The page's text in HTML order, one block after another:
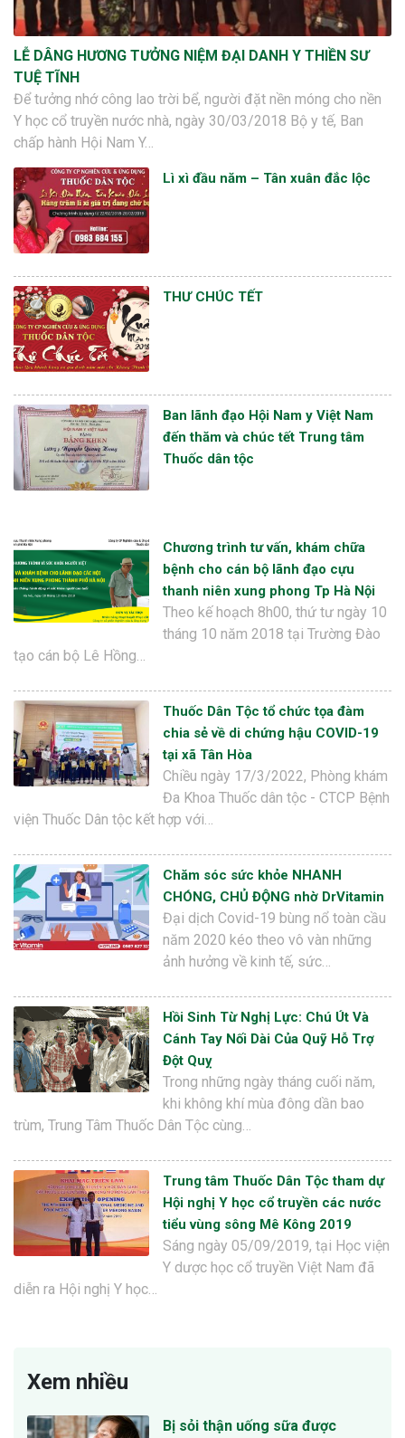
LỄ DÂNG HƯƠNG TƯỞNG NIỆM ĐẠI DANH Y THIỀN SƯ
TUỆ TĨNH
Để tưởng nhớ công lao trời bể, người đặt nền móng cho nền
Y học cổ truyền nước nhà, ngày 30/03/2018 Bộ y tế, Ban
chấp hành Hội Nam Y…
Lì xì đầu năm – Tân xuân đắc lộc
THƯ CHÚC TẾT
Ban lãnh đạo Hội Nam y Việt Nam
đến thăm và chúc tết Trung tâm
Thuốc dân tộc
Chương trình tư vấn, khám chữa
bệnh cho cán bộ lãnh đạo cựu
thanh niên xung phong Tp Hà Nội
Theo kế hoạch 8h00, thứ tư ngày 10
tháng 10 năm 2018 tại Trường Đào
tạo cán bộ Lê Hồng…
Thuốc Dân Tộc tổ chức tọa đàm
chia sẻ về di chứng hậu COVID-19
tại xã Tân Hòa
Chiều ngày 17/3/2022, Phòng khám
Đa Khoa Thuốc dân tộc - CTCP Bệnh
viện Thuốc Dân tộc kết hợp với…
Chăm sóc sức khỏe NHANH
CHÓNG, CHỦ ĐỘNG nhờ DrVitamin
Đại dịch Covid-19 bùng nổ toàn cầu
năm 2020 kéo theo vô vàn những
ảnh hưởng về kinh tế, sức…
Hồi Sinh Từ Nghị Lực: Chú Út Và
Cánh Tay Nối Dài Của Quỹ Hỗ Trợ
Đột Quỵ
Trong những ngày tháng cuối năm,
khi không khí mùa đông dần bao
trùm, Trung Tâm Thuốc Dân Tộc cùng…
Trung tâm Thuốc Dân Tộc tham dự
Hội nghị Y học cổ truyền các nước
tiểu vùng sông Mê Kông 2019
Sáng ngày 05/09/2019, tại Học viện
Y dược học cổ truyền Việt Nam đã
diễn ra Hội nghị Y học…
Xem nhiều
Bị sỏi thận uống sữa được